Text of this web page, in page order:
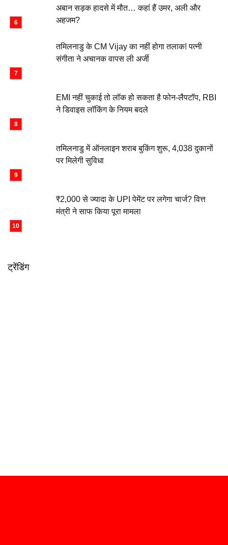
अबान सड़क हादसे में मौत… कहां हैं उमर, अली और
अहजम?
तमिलनाडु के CM Vijay का नहीं होगा तलाक! पत्नी
संगीता ने अचानक वापस ली अर्जी
EMI नहीं चुकाई तो लॉक हो सकता है फोन-लैपटॉप, RBI
ने डिवाइस लॉकिंग के नियम बदले
तमिलनाडु में ऑनलाइन शराब बुकिंग शुरू, 4,038 दुकानों
पर मिलेगी सुविधा
₹2,000 से ज्यादा के UPI पेमेंट पर लगेगा चार्ज? वित्त
मंत्री ने साफ किया पूरा मामला
ट्रेंडिंग